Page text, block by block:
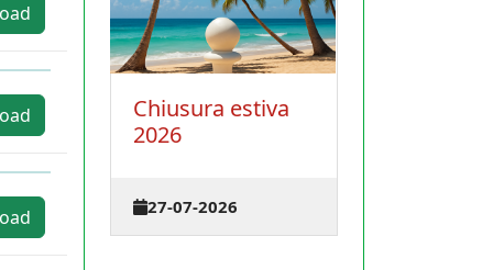
Chiusura estiva
2026
27-07-2026